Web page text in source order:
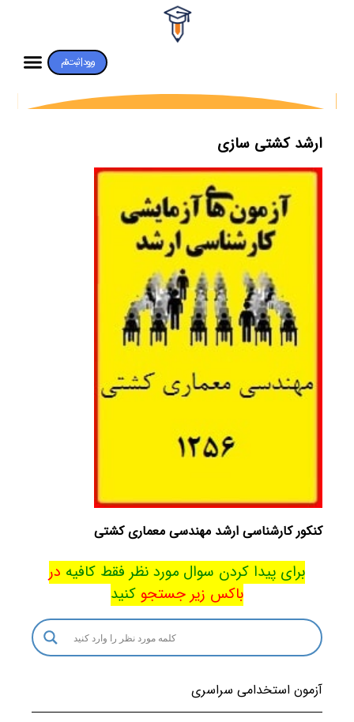
ورود | ثبت‌نام
ارشد کشتی سازی
کنکور کارشناسی ارشد مهندسی معماری کشتی
برای پیدا کردن سوال مورد نظر فقط کافیه در
باکس زیر جستجو کنید
آزمون استخدامی سراسری